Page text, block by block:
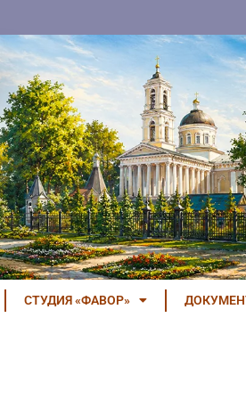
СТУДИЯ «ФАВОР»